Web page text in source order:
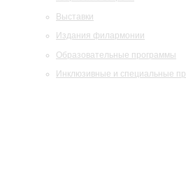
Выставки
Издания филармонии
Образовательные программы
Инклюзивные и специальные